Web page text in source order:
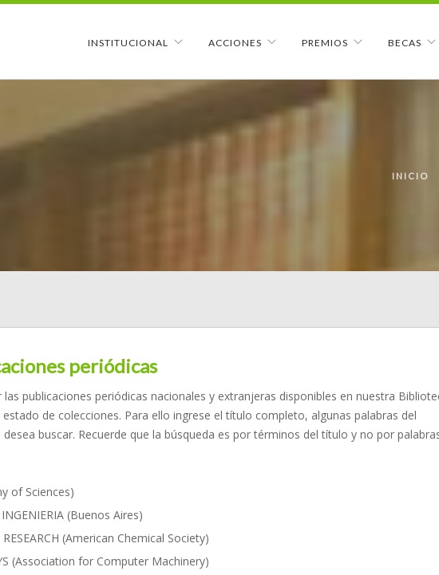
INSTITUCIONAL ACCIONES PREMIOS BECAS
INICIO
periódicas
publicaciones periódicas nacionales y extranjeras disponibles en nuestra
de colecciones. Para ello ingrese el título completo, algunas palabras del
buscar. Recuerde que la búsqueda es por términos del título y no por
of Sciences)
(Buenos Aires)
(American Chemical Society)
(Association for Computer Machinery)